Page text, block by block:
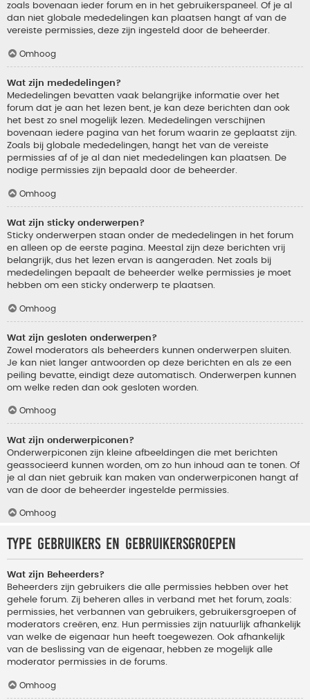
zoals bovenaan ieder forum en in het gebruikerspaneel. Of je al
dan niet globale mededelingen kan plaatsen hangt af van de
vereiste permissies, deze zijn ingesteld door de beheerder.
Omhoog
Wat zijn mededelingen?
Mededelingen bevatten vaak belangrijke informatie over het
forum dat je aan het lezen bent, je kan deze berichten dan ook
het best zo snel mogelijk lezen. Mededelingen verschijnen
bovenaan iedere pagina van het forum waarin ze geplaatst zijn.
Zoals bij globale mededelingen, hangt het van de vereiste
permissies af of je al dan niet mededelingen kan plaatsen. De
nodige permissies zijn bepaald door de beheerder.
Omhoog
Wat zijn sticky onderwerpen?
Sticky onderwerpen staan onder de mededelingen in het forum
en alleen op de eerste pagina. Meestal zijn deze berichten vrij
belangrijk, dus het lezen ervan is aangeraden. Net zoals bij
mededelingen bepaalt de beheerder welke permissies je moet
hebben om een sticky onderwerp te plaatsen.
Omhoog
Wat zijn gesloten onderwerpen?
Zowel moderators als beheerders kunnen onderwerpen sluiten.
Je kan niet langer antwoorden op deze berichten en als ze een
peiling bevatte, eindigt deze automatisch. Onderwerpen kunnen
om welke reden dan ook gesloten worden.
Omhoog
Wat zijn onderwerpiconen?
Onderwerpiconen zijn kleine afbeeldingen die met berichten
geassocieerd kunnen worden, om zo hun inhoud aan te tonen. Of
je al dan niet gebruik kan maken van onderwerpiconen hangt af
van de door de beheerder ingestelde permissies.
Omhoog
Type gebruikers en gebruikersgroepen
Wat zijn Beheerders?
Beheerders zijn gebruikers die alle permissies hebben over het
gehele forum. Zij beheren alles in verband met het forum, zoals:
permissies, het verbannen van gebruikers, gebruikersgroepen of
moderators creëren, enz. Hun permissies zijn natuurlijk afhankelijk
van welke de eigenaar hun heeft toegewezen. Ook afhankelijk
van de beslissing van de eigenaar, hebben ze mogelijk alle
moderator permissies in de forums.
Omhoog